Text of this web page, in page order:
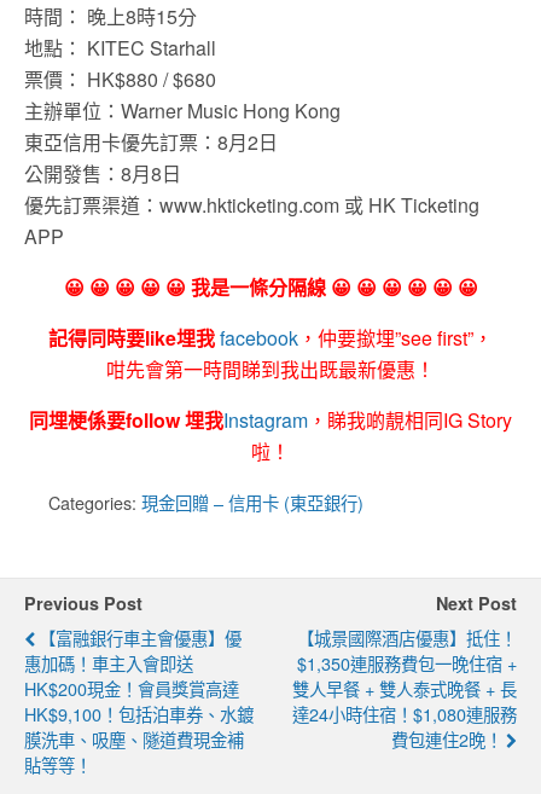
時間： 晚上8時15分
地點： KITEC Starhall
票價： HK$880 / $680
主辦單位：Warner Music Hong Kong
東亞信用卡優先訂票：8月2日
公開發售：8月8日
優先訂票渠道：www.hkticketing.com 或 HK Ticketing
APP
😀 😀 😀 😀 😀 我是一條分隔線 😀 😀 😀 😀 😀 😀
記得同時要like埋我facebook ，仲要撳埋”see first”，
咁先會第一時間睇到我出既最新優惠！
同埋梗係要follow 埋我Instagram ，睇我啲靚相同IG Story
啦！
Categories: 現金回贈 – 信用卡 (東亞銀行)
Previous Post
【富融銀行車主會優惠】優
惠加碼！車主入會即送
HK$200現金！會員獎賞高達
HK$9,100！包括泊車券、水鍍
膜洗車、吸塵、隧道費現金補
貼等等！
Next Post
【城景國際酒店優惠】抵住！
$1,350連服務費包一晚住宿 +
雙人早餐 + 雙人泰式晚餐 + 長
達24小時住宿！$1,080連服務
費包連住2晚！